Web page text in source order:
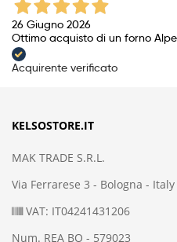
26 Giugno 2026
Ottimo acquisto di un forno
Acquirente verificato
KELSOSTORE.IT
MAK TRADE S.R.L.
Via Ferrarese 3 - Bologna - Italy
VAT: IT04241431206
Num. REA BO - 579023